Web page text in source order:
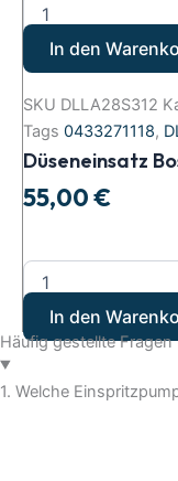
In den
SKU DLLA28S312
Tags 0433271118,
Düseneinsatz
55,00€
In den
Häufig gestellte Fragen
1. Welche